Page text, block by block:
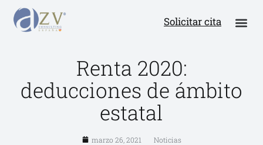
Solicitar cita
Renta 2020:
deducciones de ámbito
estatal
marzo 26, 2021 Noticias